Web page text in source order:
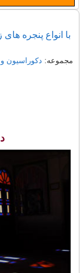
با انواع پنجره
مجموعه: دکوراسیون